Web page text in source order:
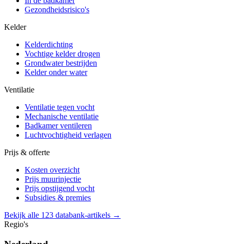
Gezondheidsrisico's
Kelder
Kelderdichting
Vochtige kelder drogen
Grondwater bestrijden
Kelder onder water
Ventilatie
Ventilatie tegen vocht
Mechanische ventilatie
Badkamer ventileren
Luchtvochtigheid verlagen
Prijs & offerte
Kosten overzicht
Prijs muurinjectie
Prijs opstijgend vocht
Subsidies & premies
Bekijk alle 123 databank-artikels →
Regio's